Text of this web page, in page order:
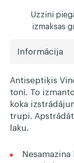
Uzzini
izmaksas
Informācija
Antiseptiķis
tonī. To
koka
trupi.
laku.